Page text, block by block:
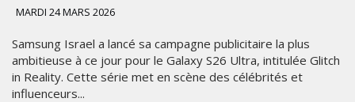
MARDI 24 MARS 2026
Samsung Israel a lancé sa campagne publicitaire la plus
ambitieuse à ce jour pour le Galaxy S26 Ultra, intitulée Glitch
in Reality. Cette série met en scène des célébrités et
influenceurs...